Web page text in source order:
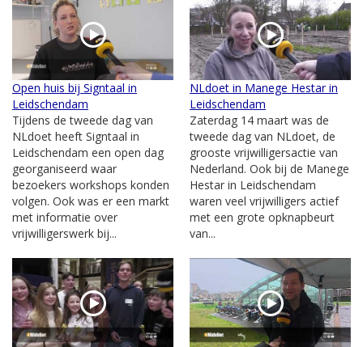
Open huis bij Signtaal in
Leidschendam
Tijdens de tweede dag van
NLdoet heeft Signtaal in
Leidschendam een open dag
georganiseerd waar
bezoekers workshops konden
volgen. Ook was er een markt
met informatie over
vrijwilligerswerk bij...
NLdoet in Manege Hestar in
Leidschendam
Zaterdag 14 maart was de
tweede dag van NLdoet, de
grooste vrijwilligersactie van
Nederland. Ook bij de Manege
Hestar in Leidschendam
waren veel vrijwilligers actief
met een grote opknapbeurt
van...